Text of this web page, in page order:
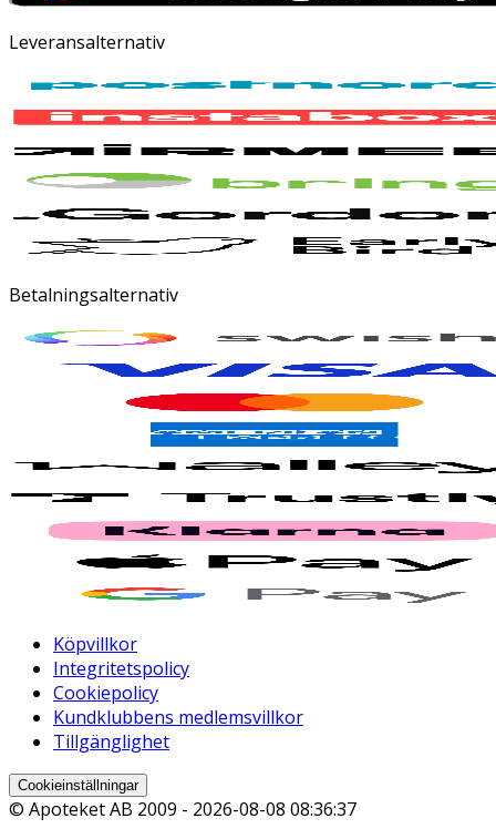
Leveransalternativ
Betalningsalternativ
Köpvillkor
Integritetspolicy
Cookiepolicy
Kundklubbens medlemsvillkor
Tillgänglighet
Cookieinställningar
© Apoteket AB 2009 - 2026-08-08 08:36:37